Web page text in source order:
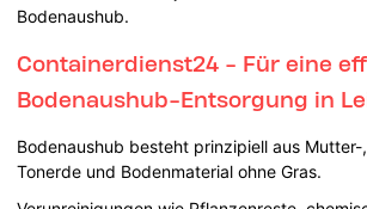
Bodenaushub.
Containerdienst24 - Für eine
Bodenaushub-Entsorgung in
Bodenaushub besteht prinzipiell aus Mutter-
Tonerde und Bodenmaterial ohne Gras.